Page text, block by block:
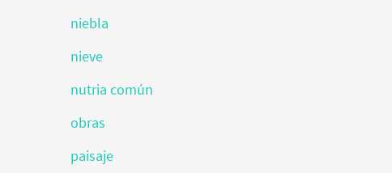
niebla
nieve
nutria común
obras
paisaje